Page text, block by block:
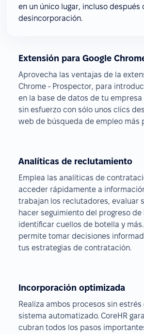
en un único lugar, incluso después
desincorporación.
Extensión para Google
Aprovecha las ventajas de la
Chrome - Prospector, para
en la base de datos de tu
sin esfuerzo con sólo unos clics
web de búsqueda de empleo más
Analíticas de reclutamiento
Emplea las analíticas de
acceder rápidamente a
trabajan los reclutadores, evaluar
hacer seguimiento del progreso de
identificar cuellos de botella y
permite tomar decisiones
tus estrategias de contratación.
Incorporación optimizada
Realiza ambos procesos sin
sistema automatizado. CoreHR
cubran todos los pasos